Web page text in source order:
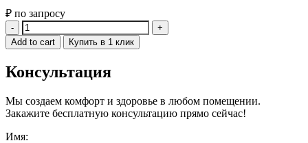
₽ по запросу
Quantity
Add to cart Купить в 1 клик
Консультация
Мы создаем комфорт и здоровье в любом помещении.
Закажите бесплатную консультацию прямо сейчас!
Имя: